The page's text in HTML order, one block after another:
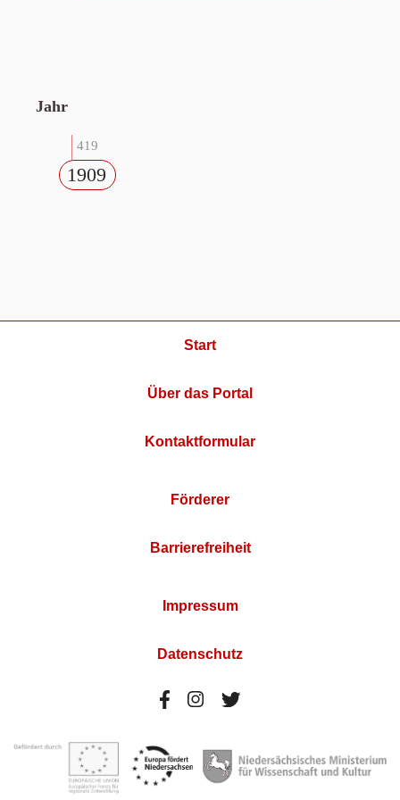
Jahr
419
1909
Start
Über das Portal
Kontaktformular
Förderer
Barrierefreiheit
Impressum
Datenschutz